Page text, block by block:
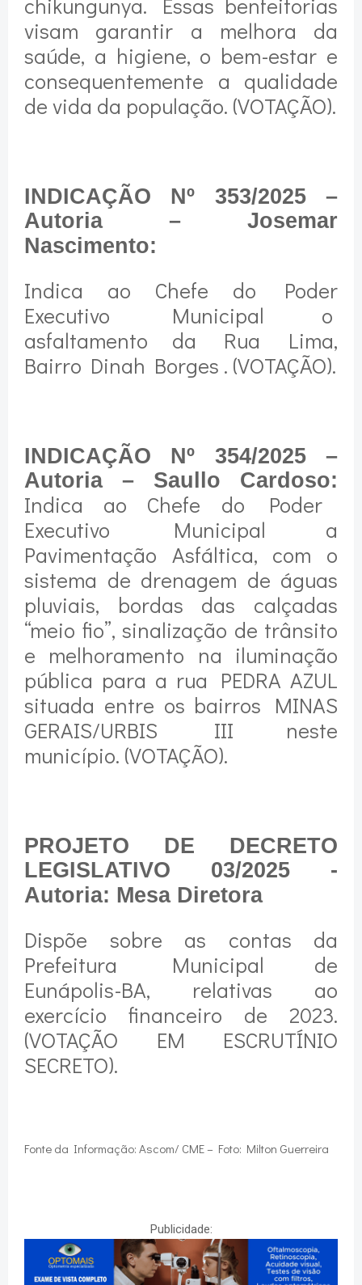
visam garantir a melhora da
saúde, a higiene, o bem-estar e
consequentemente a qualidade
de vida da população. (VOTAÇÃO).
INDICAÇÃO Nº 353/2025 –
Autoria – Josemar
Nascimento:
Indica ao Chefe do Poder
Executivo Municipal o
asfaltamento da Rua Lima,
Bairro Dinah Borges . (VOTAÇÃO).
INDICAÇÃO Nº 354/2025 –
Autoria – Saullo Cardoso:
Indica ao Chefe do Poder
Executivo Municipal a
Pavimentação Asfáltica, com o
sistema de drenagem de águas
pluviais, bordas das calçadas
“meio fio”, sinalização de trânsito
e melhoramento na iluminação
pública para a rua PEDRA AZUL
situada entre os bairros MINAS
GERAIS/URBIS III neste
município. (VOTAÇÃO).
PROJETO DE DECRETO
LEGISLATIVO 03/2025 -
Autoria: Mesa Diretora
Dispõe sobre as contas da
Prefeitura Municipal de
Eunápolis-BA, relativas ao
exercício financeiro de 2023.
(VOTAÇÃO EM ESCRUTÍNIO
SECRETO).
Fonte da Informação: Ascom/ CME – Foto: Milton Guerreira
Publicidade: